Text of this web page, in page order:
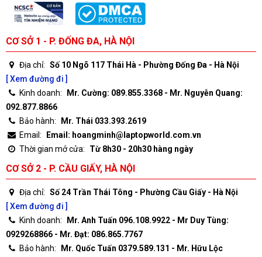
CƠ SỞ 1 - P. ĐỐNG ĐA, HÀ NỘI
Địa chỉ: Số 10 Ngõ 117 Thái Hà - Phường Đống Đa - Hà Nội
[ Xem đường đi ]
Kinh doanh:
Mr. Cường: 089.855.3368 - Mr. Nguyễn Quang:
092.877.8866
Bảo hành:
Mr. Thái 033.393.2619
Email:
Email: hoangminh@laptopworld.com.vn
Thời gian mở cửa:
Từ 8h30 - 20h30 hàng ngày
CƠ SỞ 2 - P. CẦU GIẤY, HÀ NỘI
Địa chỉ: Số 24 Trần Thái Tông - Phường Cầu Giấy - Hà Nội
[ Xem đường đi ]
Kinh doanh:
Mr. Anh Tuấn 096.108.9922 - Mr Duy Tùng:
0929268866 - Mr. Đạt: 086.865.7767
Bảo hành:
Mr. Quốc Tuấn 0379.589.131 - Mr. Hữu Lộc